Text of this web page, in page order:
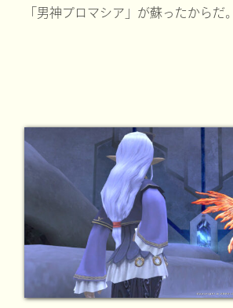
「男神プロマシア」が蘇ったからだ。